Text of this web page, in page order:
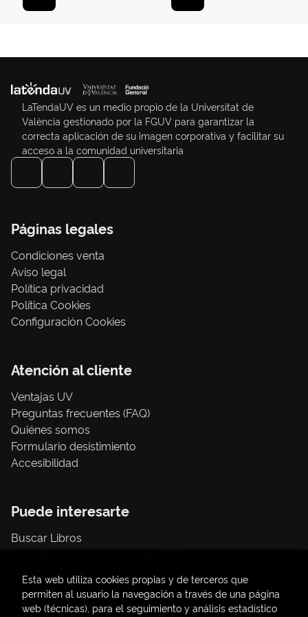
LaTendaUV es un medio propio de la Universitat de
València gestionado por la FGUV para garantizar la
correcta aplicación de su imagen corporativa y facilitar su
acceso a la comunidad universitaria
Páginas legales
Condiciones venta
Aviso legal
Política privacidad
Política Cookies
Configuración Cookies
Atención al cliente
Ventajas UV
Preguntas frecuentes (FAQ)
Quiénes somos
Formulario desistimiento
Accesibilidad
Puede interesarte
Buscar Libros
Papelería / material oficina
Consumo Sostenible
Esta web utiliza cookies propias y de terceros que
permiten al usuario la navegación a través de una página
web (técnicas), para el seguimiento y análisis estadístico